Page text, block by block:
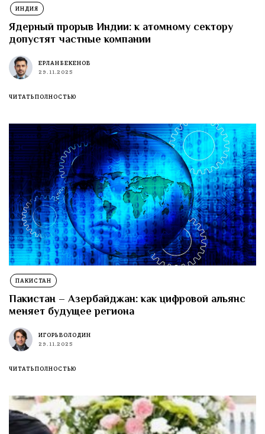
ИНДИЯ
Ядерный прорыв Индии: к атомному сектору
допустят частные компании
ЕРЛАН БЕКЕНОВ
29.11.2025
ЧИТАТЬ ПОЛНОСТЬЮ
ПАКИСТАН
Пакистан – Азербайджан: как цифровой альянс
меняет будущее региона
ИГОРЬ ВОЛОДИН
29.11.2025
ЧИТАТЬ ПОЛНОСТЬЮ